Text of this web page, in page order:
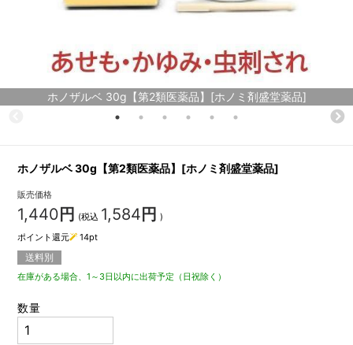
ホノザルベ 30g【第2類医薬品】[ホノミ剤盛堂薬品]
ホノザルベ 30g【第2類医薬品】[ホノミ剤盛堂薬品]
販売価格
1,440 円 (税込 1,584 円 )
ポイント還元
14pt
送料別
在庫がある場合、1～3日以内に出荷予定（日祝除く）
数量